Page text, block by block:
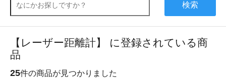
検索
【レーザー距離計】 に登録されている商
品
25件の商品が見つかりました